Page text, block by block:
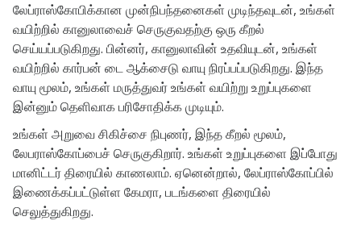
லேப்ராஸ்கோபிக்கான முன்நிபந்தனைகள் முடிந்தவுடன், உங்கள்
வயிற்றில் கானுலாவைச் செருகுவதற்கு ஒரு கீறல்
செய்யப்படுகிறது. பின்னர், கானுலாவின் உதவியுடன், உங்கள்
வயிற்றில் கார்பன் டை ஆக்சைடு வாயு நிரப்பப்படுகிறது. இந்த
வாயு மூலம், உங்கள் மருத்துவர் உங்கள் வயிற்று உறுப்புகளை
இன்னும் தெளிவாக பரிசோதிக்க முடியும்.
உங்கள் அறுவை சிகிச்சை நிபுணர், இந்த கீறல் மூலம்,
லேபராஸ்கோப்பைச் செருகுகிறார். உங்கள் உறுப்புகளை இப்போது
மானிட்டர் திரையில் காணலாம். ஏனென்றால், லேப்ராஸ்கோப்பில்
இணைக்கப்பட்டுள்ள கேமரா, படங்களை திரையில்
செலுத்துகிறது.